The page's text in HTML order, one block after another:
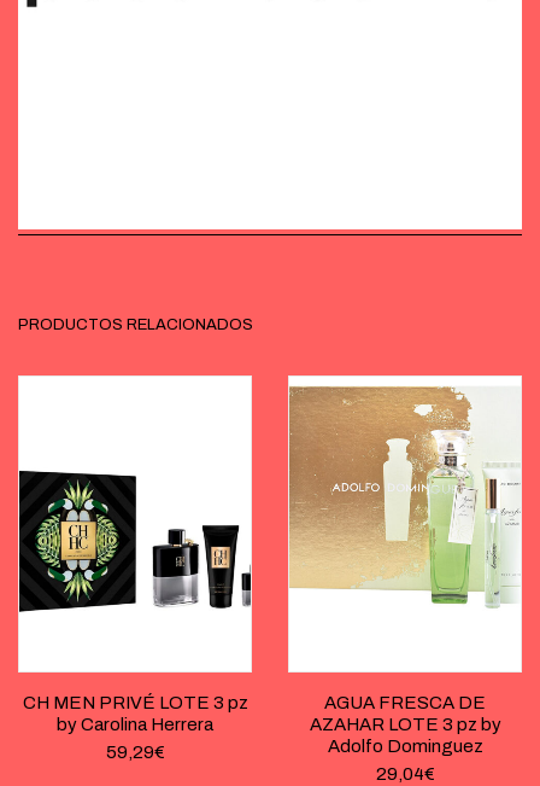
PRODUCTOS RELACIONADOS
CH MEN PRIVÉ LOTE 3 pz
by Carolina Herrera
59,29€
AGUA FRESCA DE
AZAHAR LOTE 3 pz by
Adolfo Dominguez
29,04€